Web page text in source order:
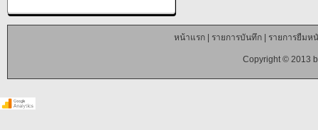
หน้าแรก| รายการบันทึก| รายการยืมห
Copyright © 2013